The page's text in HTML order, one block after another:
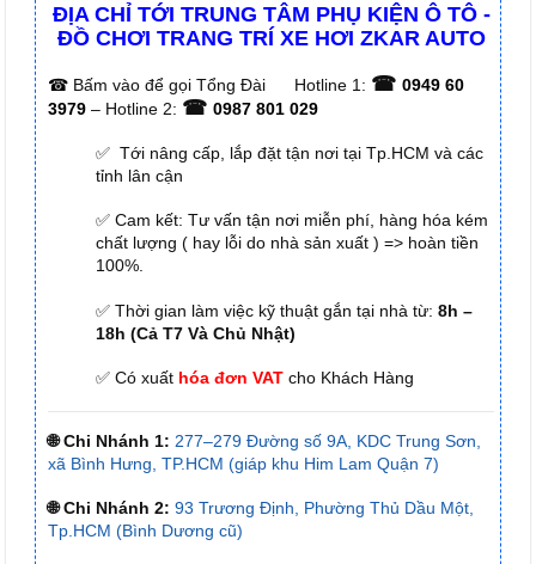
ĐỊA CHỈ TỚI TRUNG TÂM PHỤ KIỆN Ô TÔ -
ĐỒ CHƠI TRANG TRÍ XE HƠI ZKAR AUTO
☎ Bấm vào để gọi Tổng Đài Hotline 1: ☎ 0949 60
3979 – Hotline 2: ☎ 0987 801 029
✅ Tới nâng cấp, lắp đặt tận nơi tại Tp.HCM và các
tỉnh lân cận
✅ Cam kết: Tư vấn tận nơi miễn phí, hàng hóa kém
chất lượng ( hay lỗi do nhà sản xuất ) => hoàn tiền
100%.
✅ Thời gian làm việc kỹ thuật gắn tại nhà từ: 8h –
18h (Cả T7 Và Chủ Nhật)
✅ Có xuất hóa đơn VAT cho Khách Hàng
🌐 Chi Nhánh 1: 277–279 Đường số 9A, KDC Trung Sơn,
xã Bình Hưng, TP.HCM (giáp khu Him Lam Quận 7)
🌐 Chi Nhánh 2: 93 Trương Định, Phường Thủ Dầu Một,
Tp.HCM (Bình Dương cũ)